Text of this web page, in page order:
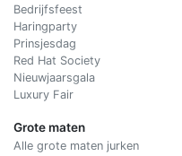
Bedrijfsfeest
Haringparty
Prinsjesdag
Red Hat Society
Nieuwjaarsgala
Luxury Fair
Grote maten
Alle grote maten jurken